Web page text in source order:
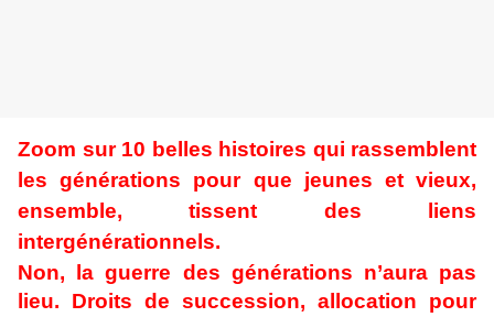
Zoom sur 10 belles histoires qui rassemblent
les générations pour que jeunes et vieux,
ensemble, tissent des liens
intergénérationnels.
Non, la guerre des générations n’aura pas
lieu. Droits de succession, allocation pour